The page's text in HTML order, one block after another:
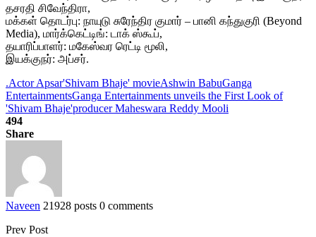
தசரதி சிவேந்திரா,
மக்கள் தொடர்பு: நாயுடு சுரேந்திர குமார் – பானி கந்துகுரி (Beyond
Media), மார்க்கெட்டிங்: டாக் ஸ்கூப்,
தயாரிப்பாளர்: மகேஸ்வர ரெட்டி மூலி,
இயக்குநர்: அப்சர்.
.Actor Apsar'Shivam Bhaje' movieAshwin BabuGanga
EntertainmentsGanga Entertainments unveils the First Look of
'Shivam Bhaje'producer Maheswara Reddy Mooli
494
Share
Naveen 21928 posts 0 comments
Prev Post